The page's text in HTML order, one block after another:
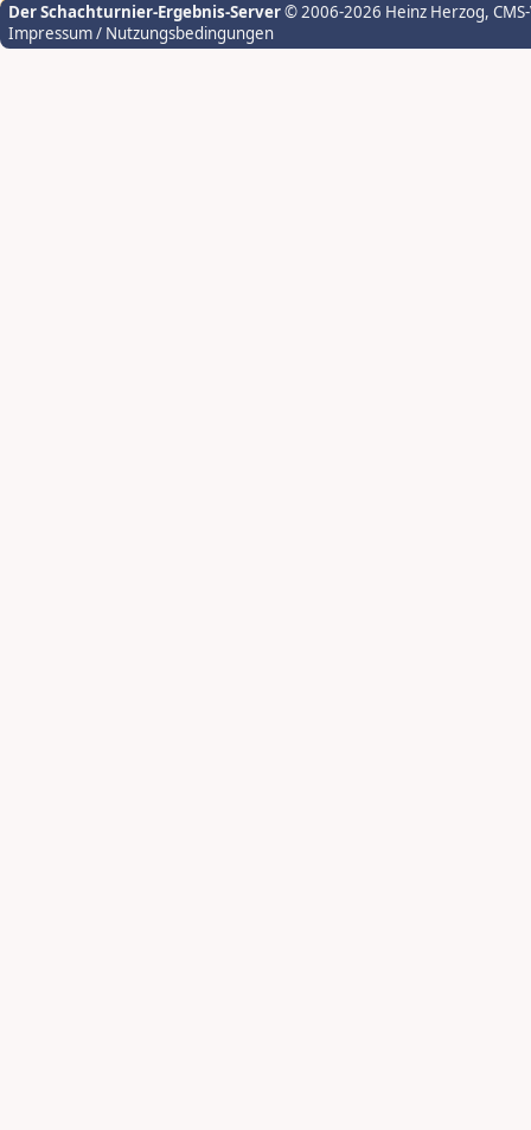
Der Schachturnier-Ergebnis-Server© 2006-2026 Heinz Herzog,
Impressum / Nutzungsbedingungen